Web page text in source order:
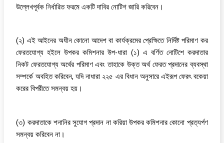
উল্লেখপূর্বক নির্ধারিত ফরমে একটি দাবির নোটিশ জারি করিবেন।
(২) এই আইনের অধীন কোনো আদেশ বা কার্যক্রমের প্রেক্ষিতে নির্দিষ্ট পরিমাণ কর
ফেরতযোগ্য হইলে উপকর কমিশনার উপ-ধারা (১) এ বর্ণিত নোটিশে করদাতার
নিকট ফেরতযোগ্য অর্থের পরিমাণ এবং তাহাকে উক্ত অর্থ ফেরত প্রদানের ব্যবস্থা
সম্পর্কে অবহিত করিবেন, যদি নাধারা ২২৫ এর বিধান অনুসারে এইরূপ ফেরৎ বকেয়া
করের বিপরীতে সমন্বয় হয়।
(৩) করদাতাকে শনানির সুযোগ প্রদান না করিয়া উপকর কমিশনার কোনো প্রত্যর্পণ
সমন্বয় করিবেন না।